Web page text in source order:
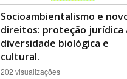
Socioambientalismo e
direitos: proteção jurídica
diversidade biológica e
cultural.
202 visualizações